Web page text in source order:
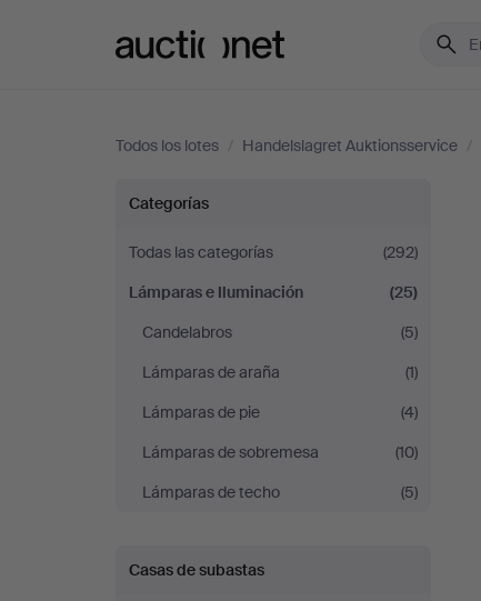
Todos los lotes / Handelslagret Auktionsservice /
Lámparas
e
Iluminación
en
Handelslagret
Auktionsservice
Categorías
Todas las categorías
(292)
Lámparas e Iluminación
(25)
Candelabros
(5)
Lámparas de araña
(1)
Lámparas de pie
(4)
Lámparas de sobremesa
(10)
Lámparas de techo
(5)
Casas de subastas